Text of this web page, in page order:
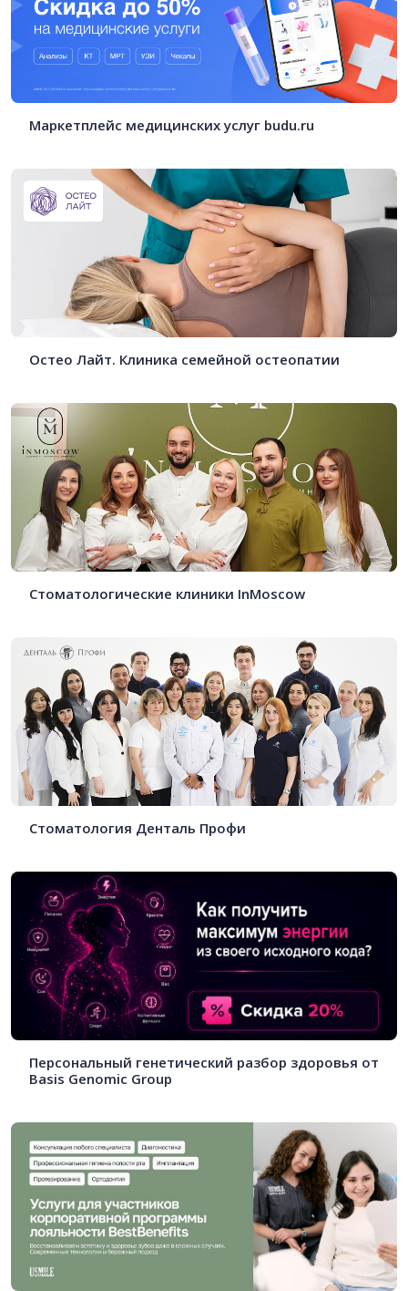
Маркетплейс медицинских услуг budu.ru
Остео Лайт. Клиника семейной остеопатии
Стоматологические клиники InMoscow
Стоматология Денталь Профи
Персональный генетический разбор здоровья от
Basis Genomic Group